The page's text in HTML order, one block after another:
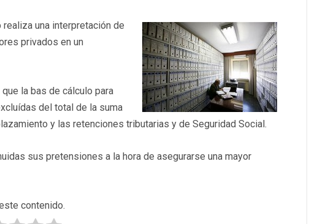
realiza una interpretación de
privados en un
la bas de cálculo para
del total de la suma
y las retenciones tributarias y de Seguridad Social.
sus pretensiones a la hora de asegurarse una mayor
contenido.